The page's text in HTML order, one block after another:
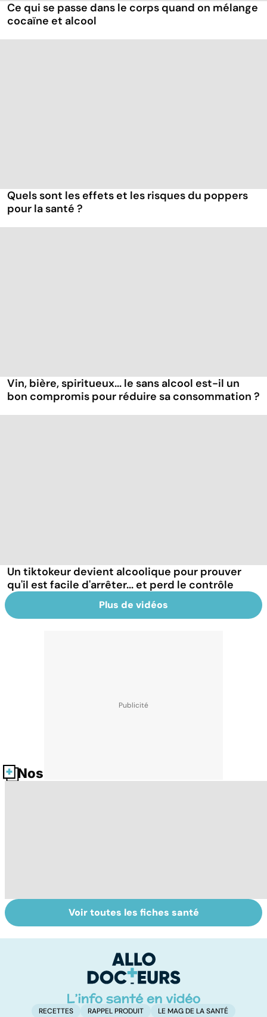
Ce qui se passe dans le corps quand on mélange
cocaïne et alcool
Quels sont les effets et les risques du poppers
pour la santé ?
Vin, bière, spiritueux... le sans alcool est-il un
bon compromis pour réduire sa consommation ?
Un tiktokeur devient alcoolique pour prouver
qu'il est facile d'arrêter... et perd le contrôle
Plus de vidéos
Nos fiches santé
Comment tenir
ses bonnes
Les méthodes
qui fonctionnent
arrêter de fumer
!
Voir toutes les fiches santé
RECETTES RAPPEL PRODUIT LE MAG DE LA SANTÉ